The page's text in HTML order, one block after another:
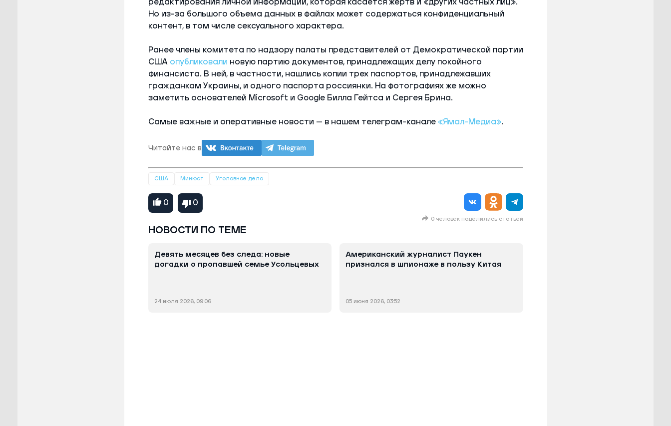
редактирования личной информации, которая касается жертв и «других частных лиц».
Но из-за большого объема данных в файлах может содержаться конфиденциальный
контент, в том числе сексуального характера.
Ранее члены комитета по надзору палаты представителей от Демократической партии
США опубликовали новую партию документов, принадлежащих делу покойного
финансиста. В ней, в частности, нашлись копии трех паспортов, принадлежавших
гражданкам Украины, и одного паспорта россиянки. На фотографиях же можно
заметить основателей Microsoft и Google Билла Гейтса и Сергея Брина.
Самые важные и оперативные новости — в нашем телеграм-канале «Ямал-Медиа».
Читайте нас в
США Минюст Уголовное дело
0 0
0 человек поделились статьей
НОВОСТИ ПО ТЕМЕ
Девять месяцев без следа: новые
догадки о пропавшей семье Усольцевых
24 июля 2026, 09:06
Американский журналист Паукен
признался в шпионаже в пользу Китая
05 июня 2026, 03:52